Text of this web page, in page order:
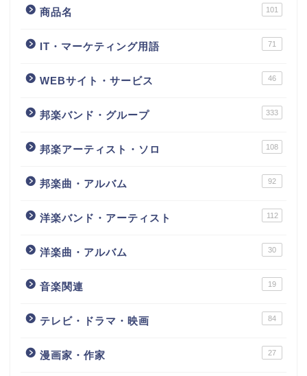
商品名 101
IT・マーケティング用語 71
WEBサイト・サービス 46
邦楽バンド・グループ 333
邦楽アーティスト・ソロ 108
邦楽曲・アルバム 92
洋楽バンド・アーティスト 112
洋楽曲・アルバム 30
音楽関連 19
テレビ・ドラマ・映画 84
漫画家・作家 27